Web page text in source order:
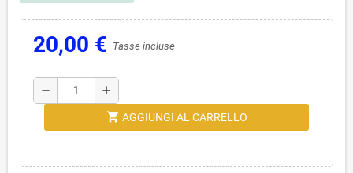
20,00 € Tasse incluse
remove add
shopping_cart AGGIUNGI AL CARRELLO